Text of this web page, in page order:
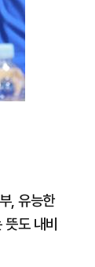
, 유능한
도 내비